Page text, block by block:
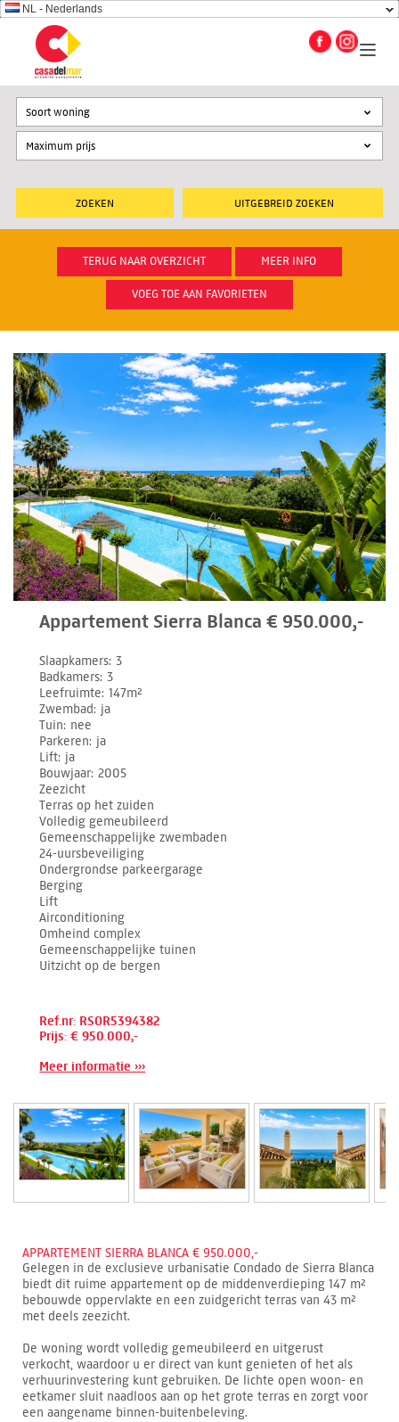
NL - Nederlands
UITGEBREID ZOEKEN
Soort woning
TERUG NAAR OVERZICHT MEER INFO
VOEG TOE AAN FAVORIETEN
Appartement Sierra Blanca € 950.000,-
Slaapkamers 3
Badkamers 3
Leefruimte 147m²
Zwembad ja
Tuin nee
Parkeren ja
Lift ja
Bouwjaar 2005
Zeezicht
Terras op het zuiden
Volledig gemeubileerd
Gemeenschappelijke zwembaden
24-uursbeveiliging
Ondergrondse parkeergarage
Berging
Lift
Airconditioning
Omheind complex
Gemeenschappelijke tuinen
Uitzicht op de bergen
Ref.nr: RSOR5394382
Prijs: € 950.000,-
Meer informatie ›››
APPARTEMENT SIERRA BLANCA € 950.000,-
Gelegen in de exclusieve urbanisatie Condado de Sierra Blanca
biedt dit ruime appartement op de middenverdieping 147 m²
bebouwde oppervlakte en een zuidgericht terras van 43 m²
met deels zeezicht.
De woning wordt volledig gemeubileerd en uitgerust
verkocht, waardoor u er direct van kunt genieten of het als
verhuurinvestering kunt gebruiken. De lichte open woon- en
eetkamer sluit naadloos aan op het grote terras en zorgt voor
een aangename binnen-buitenbeleving.